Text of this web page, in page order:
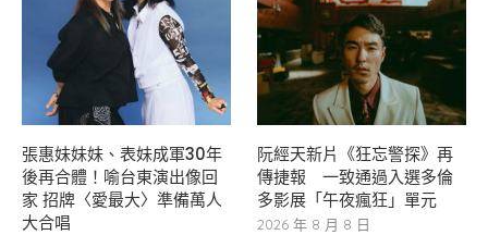
張惠妹妹妹、表妹成軍30年
後再合體！喻台東演出像回
家 招牌〈愛最大〉準備萬人
大合唱
阮經天新片《狂忘警探》再
傳捷報 一致通過入選多倫
多影展「午夜瘋狂」單元
2026 年 8 月 8 日